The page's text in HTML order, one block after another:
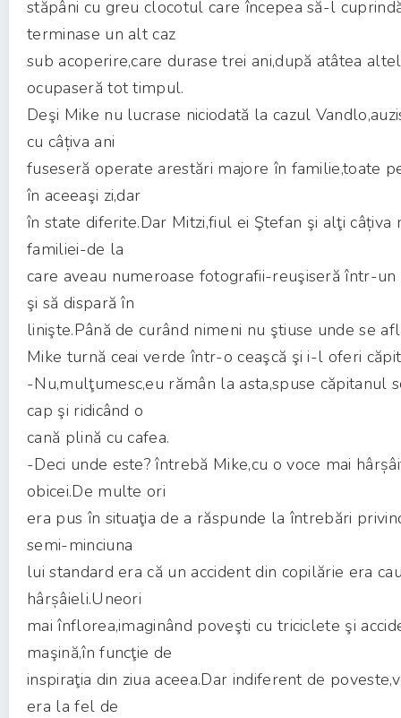
stăpâni cu greu clocotul care începea să-l
terminase un alt caz
sub acoperire,care durase trei ani,după atâtea
ocupaseră tot timpul.
Deşi Mike nu lucrase niciodată la cazul
cu câțiva ani
fuseseră operate arestări majore în familie,toate
în aceeaşi zi,dar
în state diferite.Dar Mitzi,fiul ei Ştefan şi alţi câțiva
familiei-de la
care aveau numeroase fotografii-reuşiseră într-un
şi să dispară în
linişte.Până de curând nimeni nu ştiuse unde se
Mike turnă ceai verde într-o ceaşcă şi i-l oferi
-Nu,mulţumesc,eu rămân la asta,spuse căpitanul
cap şi ridicând o
cană plină cu cafea.
-Deci unde este? întrebă Mike,cu o voce mai
obicei.De multe ori
era pus în situaţia de a răspunde la întrebări
semi-minciuna
lui standard era că un accident din copilărie era
hârșâieli.Uneori
mai înflorea,imaginând poveşti cu triciclete şi
maşină,în funcţie de
inspiraţia din ziua aceea.Dar indiferent de
era la fel de